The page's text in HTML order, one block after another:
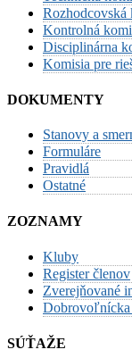
Rozhodcovská
Kontrolná
Disciplinárna
Komisia pre
DOKUMENTY
Stanovy a
Formuláre
Pravidlá
Ostatné
ZOZNAMY
Kluby
Register členov
Zverejňované
SÚŤAŽE